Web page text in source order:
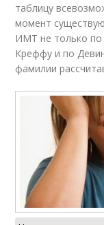
таблицу
момент
ИМТ не только по
Креффу и по
фамилии